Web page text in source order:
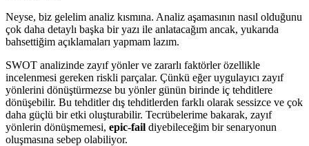
Neyse, biz gelelim analiz kısmına. Analiz aşamasının nasıl olduğunu
çok daha detaylı başka bir yazı ile anlatacağım ancak, yukarıda
bahsettiğim açıklamaları yapmam lazım.
SWOT analizinde zayıf yönler ve zararlı faktörler özellikle
incelenmesi gereken riskli parçalar. Çünkü eğer uygulayıcı zayıf
yönlerini dönüştürmezse bu yönler günün birinde iç tehditlere
dönüşebilir. Bu tehditler dış tehditlerden farklı olarak sessizce ve çok
daha güçlü bir etki oluşturabilir. Tecrübelerime bakarak, zayıf
yönlerin dönüşmemesi, epic-fail diyebileceğim bir senaryonun
oluşmasına sebep olabiliyor.